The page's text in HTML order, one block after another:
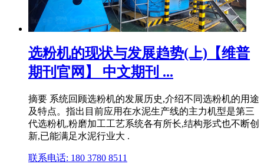
选粉机的现状与发展趋势(上)【维普
期刊官网】 中文期刊 ...
摘要 系统回顾选粉机的发展历史,介绍不同选粉机的用途
及特点。指出目前应用在水泥生产线的主力机型是第三
代选粉机,粉磨加工工艺系统各有所长,结构形式也不断创
新,已能满足水泥行业大 .
联系电话: 180 3780 8511